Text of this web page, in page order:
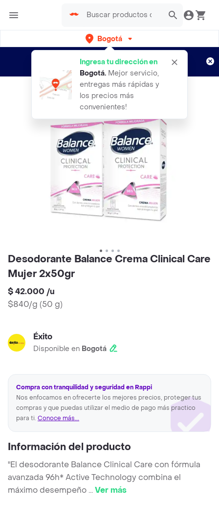
Bogotá
Ingresa tu dirección en
Bogotá. Mejor servicio,
entregas más rápidas y
los precios más
convenientes!
envíos gratis por semanas
Aplican TyC
Desodorante Balance Crema Clinical Care
Mujer 2x50gr
$ 42.000 /u
$840/g (50 g)
Éxito
Disponible en Bogotá
Compra con tranquilidad y seguridad en Rappi
Nos enfocamos en ofrecerte los mejores precios, proteger tus
compras y que puedas utilizar el medio de pago más practico
para ti. Conoce más...
Información del producto
"El desodorante Balance Clinical Care con fórmula
avanzada 96h* Active Technology combina el
máximo desempeño ...Ver más